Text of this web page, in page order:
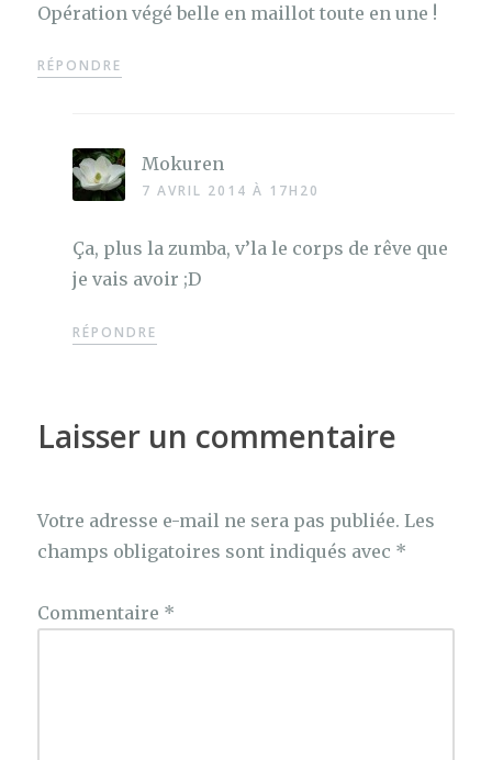
Opération végé belle en maillot toute en une !
RÉPONDRE
Mokuren
7 AVRIL 2014 À 17H20
Ça, plus la zumba, v’la le corps de rêve que
je vais avoir ;D
RÉPONDRE
Laisser un commentaire
Votre adresse e-mail ne sera pas publiée. Les
champs obligatoires sont indiqués avec *
Commentaire *